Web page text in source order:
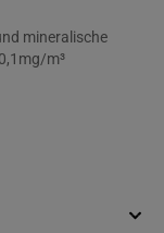
mineralische
m³